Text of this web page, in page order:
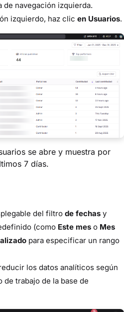
de navegación izquierda.
izquierdo, haz clic en Usuarios.
se abre y muestra por
7 días.
del filtro de fechas y
(como Este mes o Mes
para especificar un rango
los datos analíticos según
trabajo de la base de